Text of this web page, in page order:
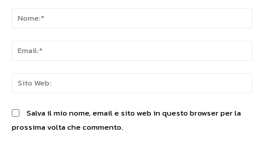
Salva il mio nome, email e sito web in questo browser per la
prossima volta che commento.